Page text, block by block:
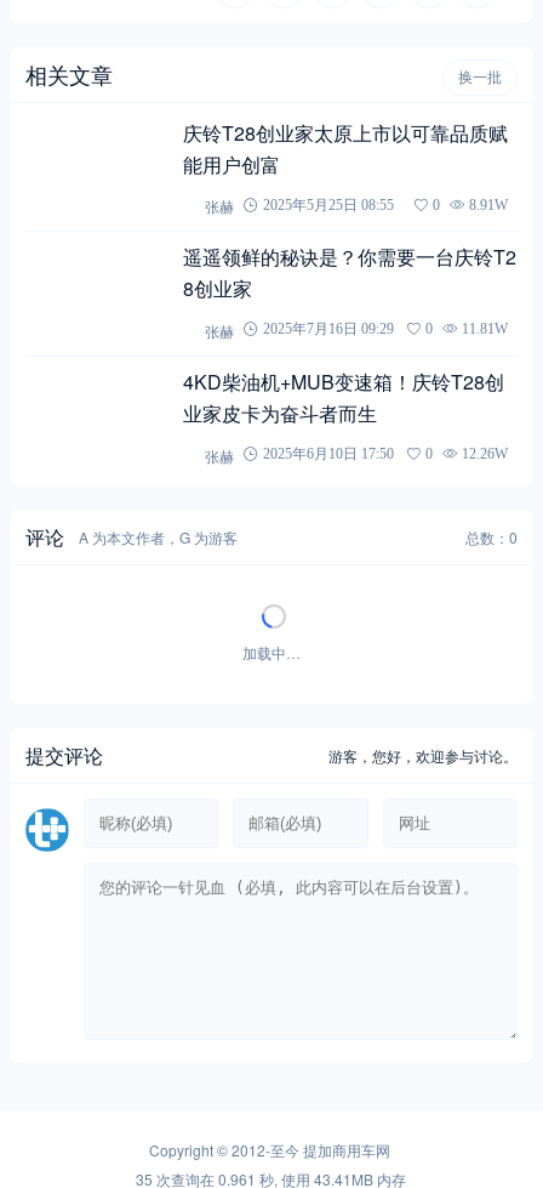
相关文章 换一批
庆铃T28创业家太原上市以可靠品质赋
能用户创富
张赫 2025年5月25日 08:55 0 8.91W
遥遥领鲜的秘诀是？你需要一台庆铃T2
8创业家
张赫 2025年7月16日 09:29 0 11.81W
4KD柴油机+MUB变速箱！庆铃T28创
业家皮卡为奋斗者而生
张赫 2025年6月10日 17:50 0 12.26W
评论 A 为本文作者，G 为游客 总数：0
加载中…
提交评论 游客，您好，欢迎参与讨论。
Copyright © 2012-至今提加商用车网
35 次查询在 0.961 秒, 使用 43.41MB 内存